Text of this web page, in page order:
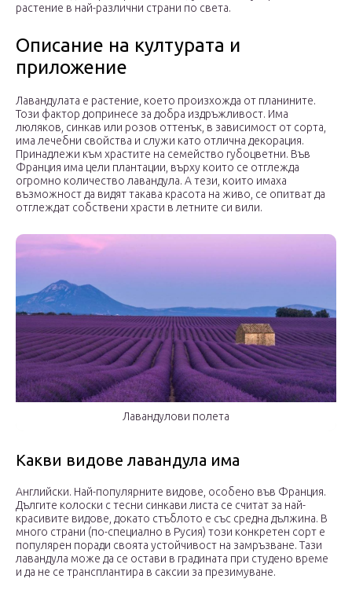
растение в най-различни страни по света.
Описание на културата и
приложение
Лавандулата е растение, което произхожда от планините.
Този фактор допринесе за добра издръжливост. Има
люляков, синкав или розов оттенък, в зависимост от сорта,
има лечебни свойства и служи като отлична декорация.
Принадлежи към храстите на семейство губоцветни. Във
Франция има цели плантации, върху които се отглежда
огромно количество лавандула. А тези, които имаха
възможност да видят такава красота на живо, се опитват да
отглеждат собствени храсти в летните си вили.
Лавандулови полета
Какви видове лавандула има
Английски. Най-популярните видове, особено във Франция.
Дългите колоски с тесни синкави листа се считат за най-
красивите видове, докато стъблото е със средна дължина. В
много страни (по-специално в Русия) този конкретен сорт е
популярен поради своята устойчивост на замръзване. Тази
лавандула може да се остави в градината при студено време
и да не се трансплантира в саксии за презимуване.